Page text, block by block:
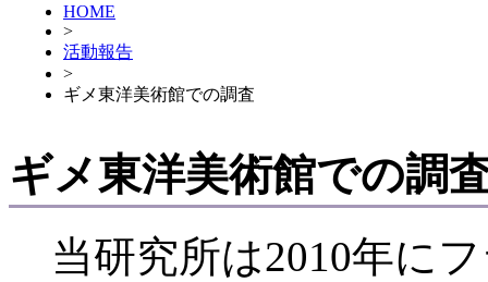
HOME
>
活動報告
>
ギメ東洋美術館での調査
ギメ東洋美術館での調
当研究所は2010年に